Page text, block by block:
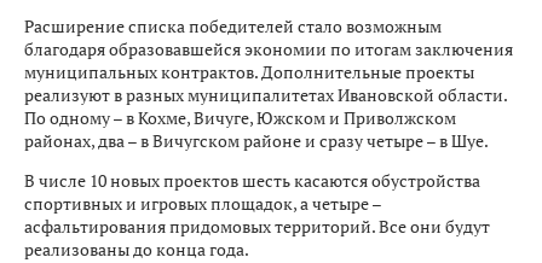
Расширение списка победителей стало возможным
благодаря образовавшейся экономии по итогам заключения
муниципальных контрактов. Дополнительные проекты
реализуют в разных муниципалитетах Ивановской области.
По одному – в Кохме, Вичуге, Южском и Приволжском
районах, два – в Вичугском районе и сразу четыре – в Шуе.
В числе 10 новых проектов шесть касаются обустройства
спортивных и игровых площадок, а четыре –
асфальтирования придомовых территорий. Все они будут
реализованы до конца года.